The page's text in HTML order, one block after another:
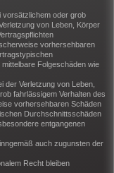
vorsätzlichem oder grob
von Leben, Körper
vorhersehbaren
Folgeschäden wie
der Verletzung von Leben,
fahrlässigem Verhalten des
vorhersehbaren Schäden
Durchschnittsschäden
entgangenen
auch zugunsten der
Recht bleiben